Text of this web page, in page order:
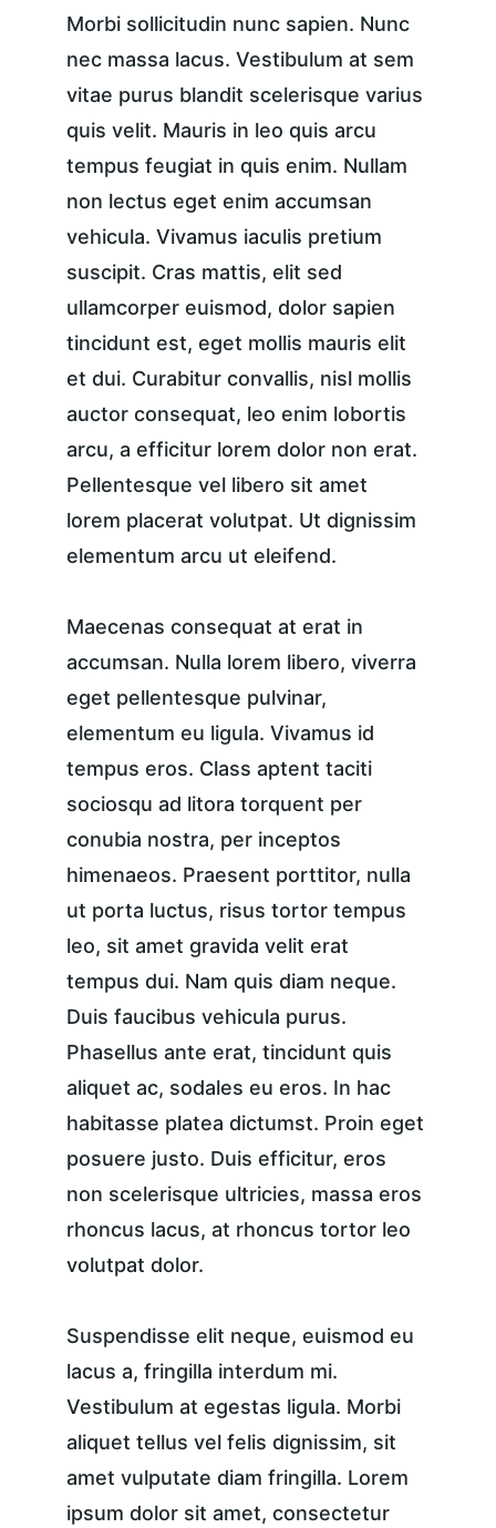
Morbi sollicitudin nunc sapien. Nunc
nec massa lacus. Vestibulum at sem
vitae purus blandit scelerisque varius
quis velit. Mauris in leo quis arcu
tempus feugiat in quis enim. Nullam
non lectus eget enim accumsan
vehicula. Vivamus iaculis pretium
suscipit. Cras mattis, elit sed
ullamcorper euismod, dolor sapien
tincidunt est, eget mollis mauris elit
et dui. Curabitur convallis, nisl mollis
auctor consequat, leo enim lobortis
arcu, a efficitur lorem dolor non erat.
Pellentesque vel libero sit amet
lorem placerat volutpat. Ut dignissim
elementum arcu ut eleifend.
Maecenas consequat at erat in
accumsan. Nulla lorem libero, viverra
eget pellentesque pulvinar,
elementum eu ligula. Vivamus id
tempus eros. Class aptent taciti
sociosqu ad litora torquent per
conubia nostra, per inceptos
himenaeos. Praesent porttitor, nulla
ut porta luctus, risus tortor tempus
leo, sit amet gravida velit erat
tempus dui. Nam quis diam neque.
Duis faucibus vehicula purus.
Phasellus ante erat, tincidunt quis
aliquet ac, sodales eu eros. In hac
habitasse platea dictumst. Proin eget
posuere justo. Duis efficitur, eros
non scelerisque ultricies, massa eros
rhoncus lacus, at rhoncus tortor leo
volutpat dolor.
Suspendisse elit neque, euismod eu
lacus a, fringilla interdum mi.
Vestibulum at egestas ligula. Morbi
aliquet tellus vel felis dignissim, sit
amet vulputate diam fringilla. Lorem
ipsum dolor sit amet, consectetur